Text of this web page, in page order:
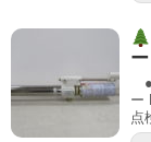
●
ー
点